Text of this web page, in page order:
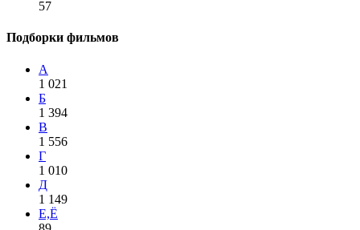
57
Подборки фильмов
А
1 021
Б
1 394
В
1 556
Г
1 010
Д
1 149
Е,Ё